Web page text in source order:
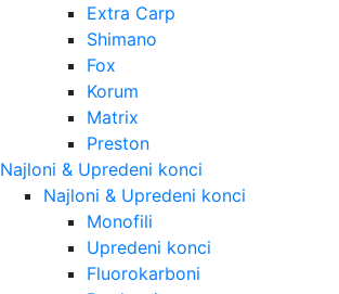
Extra Carp
Shimano
Fox
Korum
Matrix
Preston
Najloni & Upredeni konci
Najloni & Upredeni konci
Monofili
Upredeni konci
Fluorokarboni